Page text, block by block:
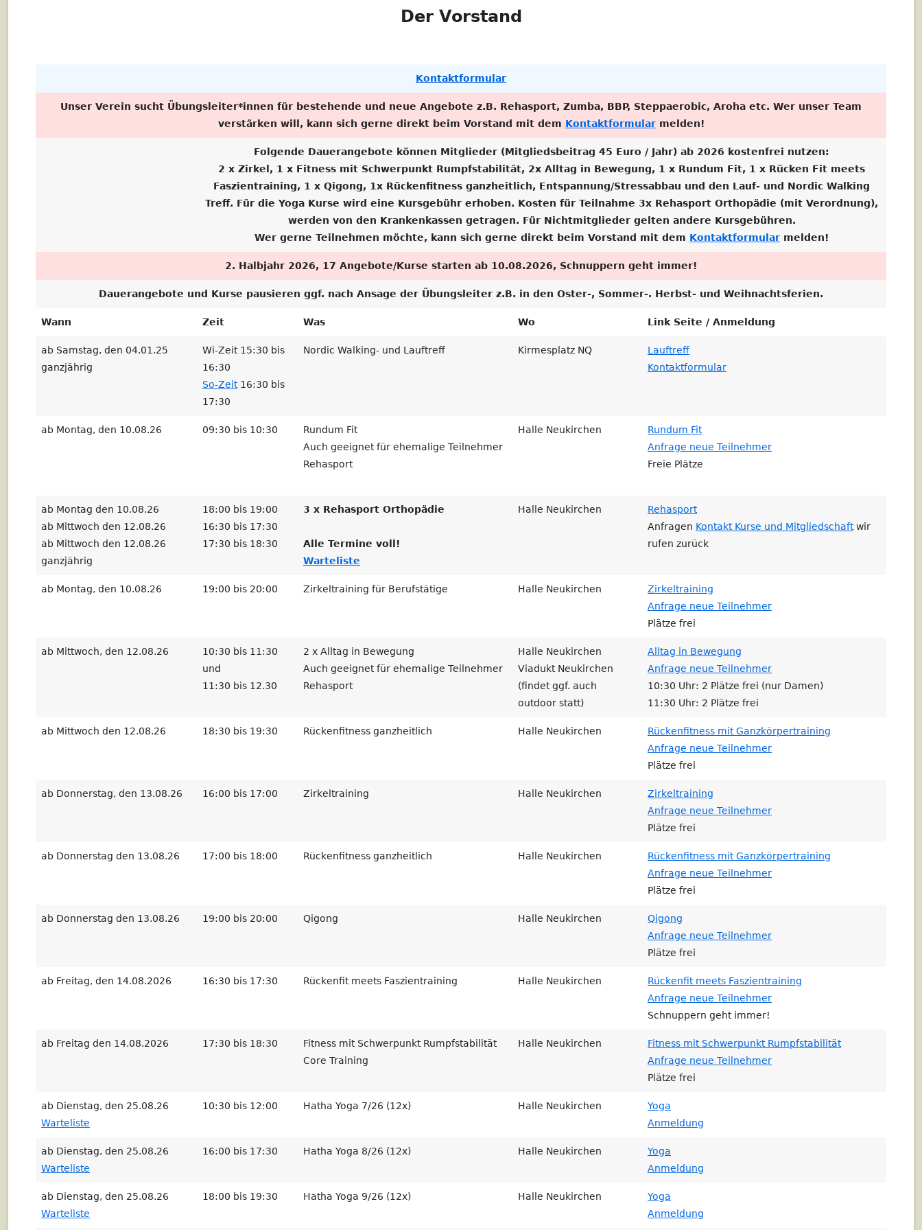
Der Vorstand
Kontaktformular
Unser Verein sucht Übungsleiter*innen für bestehende und neue Angebote z.B. Rehasport, Zumba, BBP, Steppaerobic, Aroha etc. Wer unser Team
verstärken will, kann sich gerne direkt beim Vorstand mit dem Kontaktformularmelden!
Folgende Dauerangebote können Mitglieder (Mitgliedsbeitrag 45 Euro / Jahr) ab 2026 kostenfrei nutzen:
2 x Zirkel, 1 x Fitness mit Schwerpunkt Rumpfstabilität, 2x Alltag in Bewegung, 1 x Rundum Fit, 1 x Rücken Fit meets
Faszientraining, 1 x Qigong, 1x Rückenfitness ganzheitlich, Entspannung/Stressabbau und den Lauf- und Nordic Walking
Treff. Für die Yoga Kurse wird eine Kursgebühr erhoben. Kosten für Teilnahme 3x Rehasport Orthopädie (mit Verordnung),
werden von den Krankenkassen getragen. Für Nichtmitglieder gelten andere Kursgebühren.
Wer gerne Teilnehmen möchte, kann sich gerne direkt beim Vorstand mit dem Kontaktformular melden!
2. Halbjahr 2026, 17 Angebote/Kurse starten ab 10.08.2026, Schnuppern geht immer!
Dauerangebote und Kurse pausieren ggf. nach Ansage der Übungsleiter z.B. in den Oster-, Sommer-. Herbst- und Weihnachtsferien.
Wann Zeit Was Wo Link Seite / Anmeldung
ab Samstag, den 04.01.25
ganzjährig
Wi-Zeit 15:30 bis
16:30
So-Zeit16:30 bis
17:30
Nordic Walking- und Lauftreff Kirmesplatz NQ
Lauftreff
Kontaktformular
ab Montag, den 10.08.26 09:30 bis 10:30
Rundum Fit
Auch geeignet für ehemalige Teilnehmer
Rehasport
Halle Neukirchen
Rundum Fit
Anfrage neue Teilnehmer
Freie Plätze
ab Montag den 10.08.26
ab Mittwoch den 12.08.26
ab Mittwoch den 12.08.26
ganzjährig
18:00 bis 19:00
16:30 bis 17:30
17:30 bis 18:30
3 x Rehasport Orthopädie
Alle Termine voll!
Warteliste
Halle Neukirchen
Rehasport
Anfragen Kontakt Kurse und Mitgliedschaftwir
rufen zurück
ab Montag, den 10.08.26 19:00 bis 20:00 Zirkeltraining für Berufstätige Halle Neukirchen
Zirkeltraining
Anfrage neue Teilnehmer
Plätze frei
ab Mittwoch, den 12.08.26
10:30 bis 11:30
und
11:30 bis 12.30
2 x Alltag in Bewegung
Auch geeignet für ehemalige Teilnehmer
Rehasport
Halle Neukirchen
Viadukt Neukirchen
(findet ggf. auch
outdoor statt)
Alltag in Bewegung
Anfrage neue Teilnehmer
10:30 Uhr: 2 Plätze frei (nur Damen)
11:30 Uhr: 2 Plätze frei
ab Mittwoch den 12.08.26 18:30 bis 19:30 Rückenfitness ganzheitlich Halle Neukirchen
Rückenfitness mit Ganzkörpertraining
Anfrage neue Teilnehmer
Plätze frei
ab Donnerstag, den 13.08.26 16:00 bis 17:00 Zirkeltraining Halle Neukirchen
Zirkeltraining
Anfrage neue Teilnehmer
Plätze frei
ab Donnerstag den 13.08.26 17:00 bis 18:00 Rückenfitness ganzheitlich Halle Neukirchen
Rückenfitness mit Ganzkörpertraining
Anfrage neue Teilnehmer
Plätze frei
ab Donnerstag den 13.08.26 19:00 bis 20:00 Qigong Halle Neukirchen
Qigong
Anfrage neue Teilnehmer
Plätze frei
ab Freitag, den 14.08.2026 16:30 bis 17:30 Rückenfit meets Faszientraining Halle Neukirchen
Rückenfit meets Faszientraining
Anfrage neue Teilnehmer
Schnuppern geht immer!
ab Freitag den 14.08.2026 17:30 bis 18:30
Fitness mit Schwerpunkt Rumpfstabilität
Core Training
Halle Neukirchen
Fitness mit Schwerpunkt Rumpfstabilität
Anfrage neue Teilnehmer
Plätze frei
ab Dienstag, den 25.08.26
Warteliste
10:30 bis 12:00 Hatha Yoga 7/26 (12x) Halle Neukirchen
Yoga
Anmeldung
ab Dienstag, den 25.08.26
Warteliste
16:00 bis 17:30 Hatha Yoga 8/26 (12x) Halle Neukirchen
Yoga
Anmeldung
ab Dienstag, den 25.08.26
Warteliste
18:00 bis 19:30 Hatha Yoga 9/26 (12x) Halle Neukirchen
Yoga
Anmeldung